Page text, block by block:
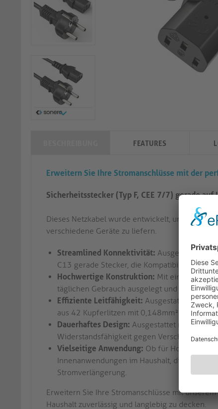
FEATURES
Erweitern Sie Ihre Stromanschlüsse mit der
Sicherheitsstecker (Typ F, CEE 7/7) gerade auf
Dieses Netzkabel wurde entwickelt, um
verschiedene Geräte zu liefern.
Streamlined Konnektivität: Ausgestattet mit
C13 gerade Stecker, die Kompatibilität mit
Hochwertige Konstruktion: Mit einem PVC-
täglichen Gebrauch ausgelegt und bietet
Effiziente Leitfähigkeit: Ausgestattet mit 3
aus 42 Kupferlitzen mit 0,148mm²
Dauerhaftes Design: Ausgestattet mit einem
Widerstandsfähigkeit gegen Verschleiß
Vielseitige Anwendung: Ob für Home-
Innenanwendungen im Haushalt, dieses
Stromverlängerung.
Erweitern Sie Ihre Stromanschlüsse mit
Haushalt zuverlässig und langlebig zu decken.